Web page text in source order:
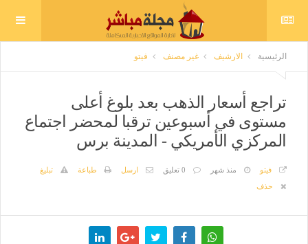
الرئيسية الارشيف غير مصنف فيتو
تراجع أسعار الذهب بعد بلوغ أعلى
مستوى في أسبوعين ترقبا لمحضر اجتماع
المركزي الأمريكي - المدينة برس
فيتو منذ شهر 0 تعليق ارسل طباعة
تبليغ
حذف